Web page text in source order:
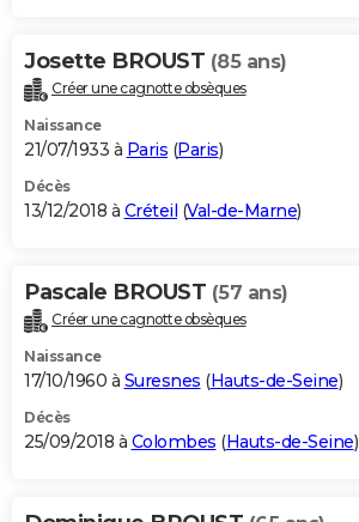
Josette BROUST (85 ans)
Créer une cagnotte obsèques
Naissance
21/07/1933 à Paris (Paris)
Décès
13/12/2018 à Créteil (Val-de-Marne)
Pascale BROUST (57 ans)
Créer une cagnotte obsèques
Naissance
17/10/1960 à Suresnes (Hauts-de-Seine)
Décès
25/09/2018 à Colombes (Hauts-de-Seine)